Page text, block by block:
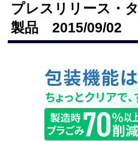
プレスリリース・
製品 2015/09/02